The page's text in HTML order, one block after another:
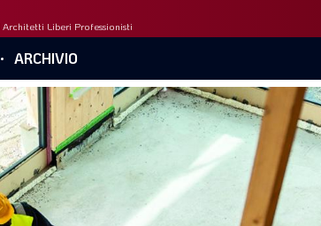
Architetti Liberi Professionisti
ARCHIVIO